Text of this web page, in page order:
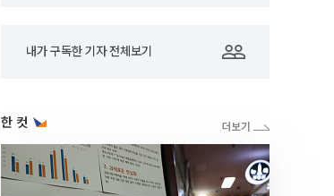
내가 구독한 기자 전체보기
한 컷